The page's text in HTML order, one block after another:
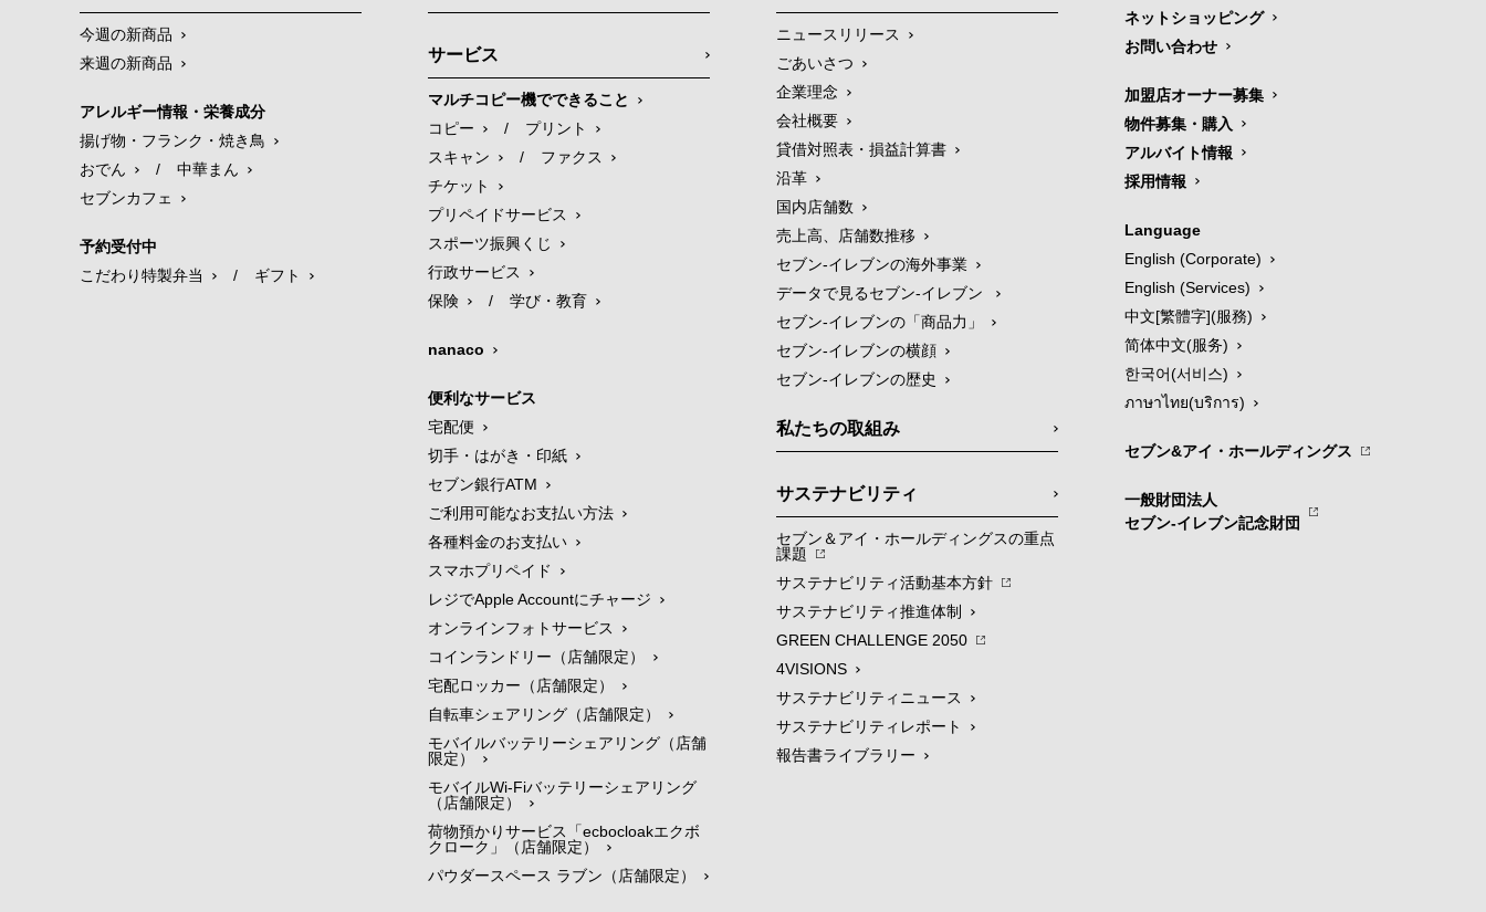
今週の新商品
来週の新商品
アレルギー情報・栄養成分
揚げ物・フランク・焼き鳥
おでん
/
中華まん
セブンカフェ
予約受付中
こだわり特製弁当
/ ギフト
サービス
マルチコピー機でできること
コピー
/
プリント
スキャン
/
ファクス
チケット
プリペイドサービス
スポーツ振興くじ
行政サービス
保険
/ 学び・教育
nanaco
便利なサービス
宅配便
切手・はがき・印紙
セブン銀行ATM
ご利用可能なお支払い方法
各種料金のお支払い
スマホプリペイド
レジでApple Accountにチャージ
オンラインフォトサービス
コインランドリー（店舗限定）
宅配ロッカー（店舗限定）
自転車シェアリング（店舗限定）
モバイルバッテリーシェアリング（店舗
限定）
モバイルWi-Fiバッテリーシェアリング
（店舗限定）
荷物預かりサービス「ecbocloakエクボ
クローク」（店舗限定）
パウダースペース ラブン（店舗限定）
ニュースリリース
ごあいさつ
企業理念
会社概要
貸借対照表・損益計算書
沿革
国内店舗数
売上高、店舗数推移
セブン‐イレブンの海外事業
データで見るセブン‐イレブン
セブン‐イレブンの「商品力」
セブン-イレブンの横顔
セブン-イレブンの歴史
私たちの取組み
サステナビリティ
セブン＆アイ・ホールディングスの重点
課題
サステナビリティ活動基本方針
サステナビリティ推進体制
GREEN CHALLENGE 2050
4VISIONS
サステナビリティニュース
サステナビリティレポート
報告書ライブラリー
ネットショッピング
お問い合わせ
加盟店オーナー募集
物件募集・購入
アルバイト情報
採用情報
Language
English (Corporate)
English (Services)
中文[繁體字](服務)
简体中文(服务)
한국어(서비스)
ภาษาไทย(บริการ)
セブン&アイ・ホールディングス
一般財団法人
セブン-イレブン記念財団